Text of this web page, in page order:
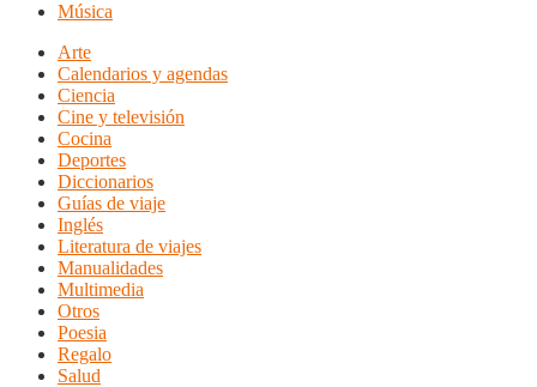
Música
Arte
Calendarios y agendas
Ciencia
Cine y televisión
Cocina
Deportes
Diccionarios
Guías de viaje
Inglés
Literatura de viajes
Manualidades
Multimedia
Otros
Poesia
Regalo
Salud